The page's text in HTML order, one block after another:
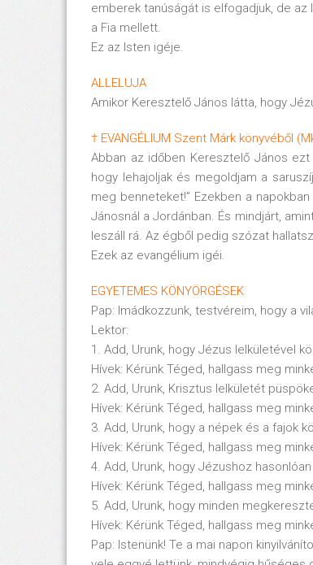
emberek tanúságát is elfogadjuk, de
a Fia mellett.
Ez az Isten igéje.
ALLELUJA
Amikor Keresztelő János látta, hogy
† EVANGÉLIUM Szent Márk könyvéből
Abban az időben Keresztelő János
hogy lehajoljak és megoldjam a
meg benneteket!” Ezekben a
Jánosnál a Jordánban. És mindjárt,
leszáll rá. Az égből pedig szózat
Ezek az evangélium igéi.
EGYETEMES KÖNYÖRGÉSEK
Pap: Imádkozzunk, testvéreim, hogy a
Lektor:
1. Add, Urunk, hogy Jézus lelkületével
Hívek: Kérünk Téged, hallgass meg
2. Add, Urunk, Krisztus lelkületét
Hívek: Kérünk Téged, hallgass meg
3. Add, Urunk, hogy a népek és a fajok
Hívek: Kérünk Téged, hallgass meg
4. Add, Urunk, hogy Jézushoz
Hívek: Kérünk Téged, hallgass meg
5. Add, Urunk, hogy minden
Hívek: Kérünk Téged, hallgass meg
Pap: Istenünk! Te a mai napon